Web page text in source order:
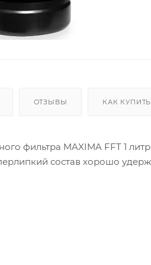
ОТЗЫВЫ КАК КУПИТЬ
фильтра MAXIMA FFT 1
состав хорошо